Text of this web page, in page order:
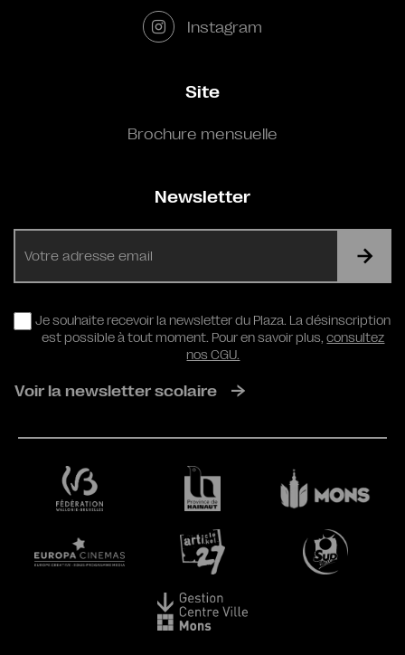
Instagram
Site
Brochure mensuelle
Newsletter
RGPD
Je souhaite recevoir la newsletter du Plaza. La désinscription
est possible à tout moment. Pour en savoir plus,consultez
nos CGU.
Voir la newsletter scolaire